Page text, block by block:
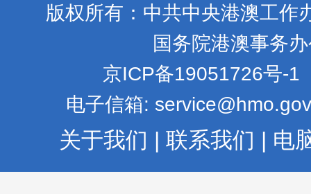
版权所有：中共中央港澳工作
国务院港澳事务
京ICP备19051726号-1
电子信箱:
关于我们 | 联系我们 | 电